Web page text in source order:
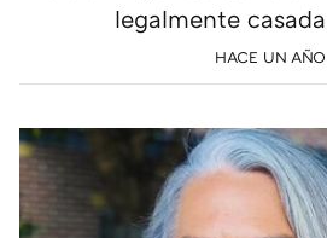
legalmente
HACE UN AÑO